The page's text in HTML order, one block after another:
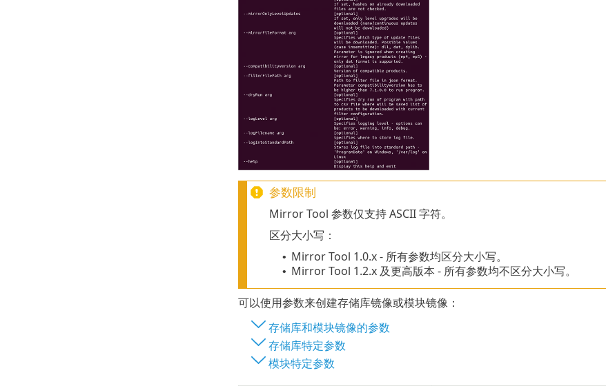
参数限制
Mirror Tool 参数仅支持 ASCII 字符。
区分大小写：
• Mirror Tool 1.0.x- 所有参数均区分大小写。
• Mirror Tool 1.2.x 及更高版本 - 所有参数均不区分大小写。
可以使用参数来创建存储库镜像或模块镜像：
存储库和模块镜像的参数
存储库特定参数
模块特定参数